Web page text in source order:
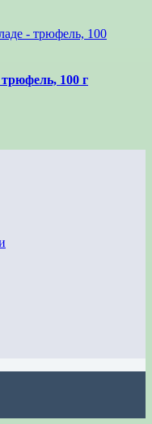
100 г